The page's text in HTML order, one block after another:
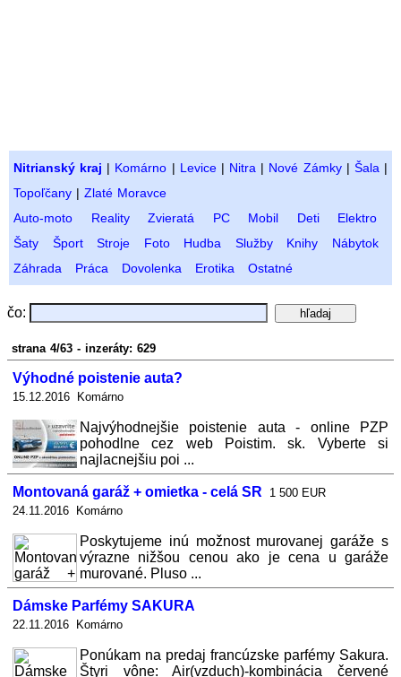
Nitrianský kraj | Komárno | Levice| Nitra | Nové Zámky| Šala |
Topoľčany | Zlaté Moravce
Auto-moto
Reality Zvieratá PC Mobil Deti
Elektro
Šaty
Šport Stroje Foto Hudba Služby Knihy
Nábytok
Záhrada
Práca Dovolenka Erotika Ostatné
čo:
strana 4/63 - inzeráty: 629
Výhodné poistenie auta?
15.12.2016 Komárno
Najvýhodnejšie poistenie auta - online PZP
pohodlne cez web Poistim. sk. Vyberte si
najlacnejšiu poi ...
Montovaná garáž + omietka - celá SR
1 500 EUR
24.11.2016 Komárno
Poskytujeme inú možnost murovanej garáže s
výrazne nižšou cenou ako je cena u garáže
murované. Pluso ...
Dámske Parfémy SAKURA
22.11.2016 Komárno
Ponúkam na predaj francúzske parfémy Sakura.
Štyri vône: Air(vzduch)-kombinácia červené